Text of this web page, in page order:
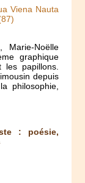
Viena Nauta
Marie-Noëlle
graphique
papillons.
depuis
philosophie,
: poésie,